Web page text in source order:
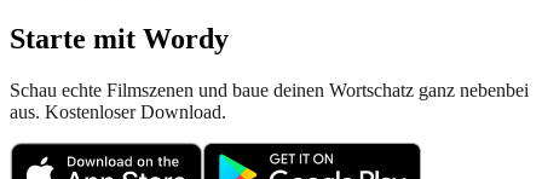
Starte mit Wordy
Schau echte Filmszenen und baue deinen Wortschatz ganz nebenbei
aus. Kostenloser Download.